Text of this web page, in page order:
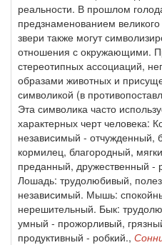
реальности. В прошлом
предзнаменованием
звери также могут
отношения с окружающими.
стереотипных ассоциаций,
образами животных и
символикой (в
Эта символика часто
характерных черт человека:
независимый - отчужденный,
кормилец, благородный,
преданный, дружественный
Лошадь: трудолюбивый,
независимый. Мышь:
нерешительный. Бык:
умный - прожорливый,
продуктивный - робкий.,